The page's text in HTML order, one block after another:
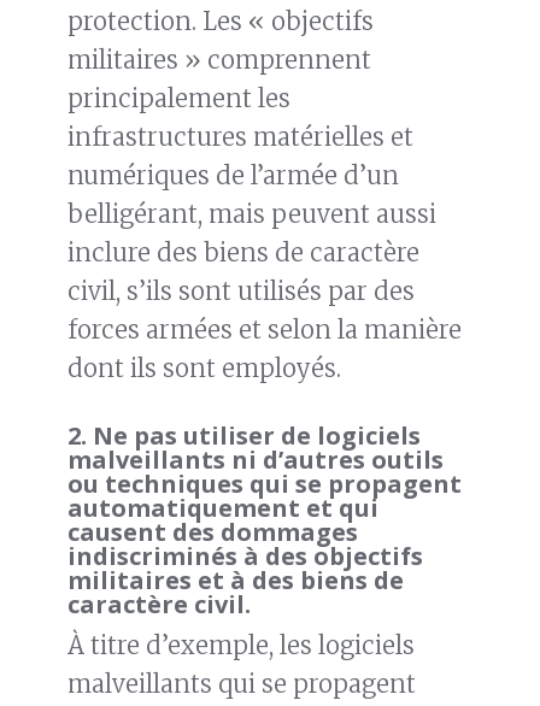
protection. Les « objectifs
militaires » comprennent
principalement les
infrastructures matérielles et
numériques de l’armée d’un
belligérant, mais peuvent aussi
inclure des biens de caractère
civil, s’ils sont utilisés par des
forces armées et selon la manière
dont ils sont employés.
2. Ne pas utiliser de logiciels
malveillants ni d’autres outils
ou techniques qui se propagent
automatiquement et qui
causent des dommages
indiscriminés à des objectifs
militaires et à des biens de
caractère civil.
À titre d’exemple, les logiciels
malveillants qui se propagent